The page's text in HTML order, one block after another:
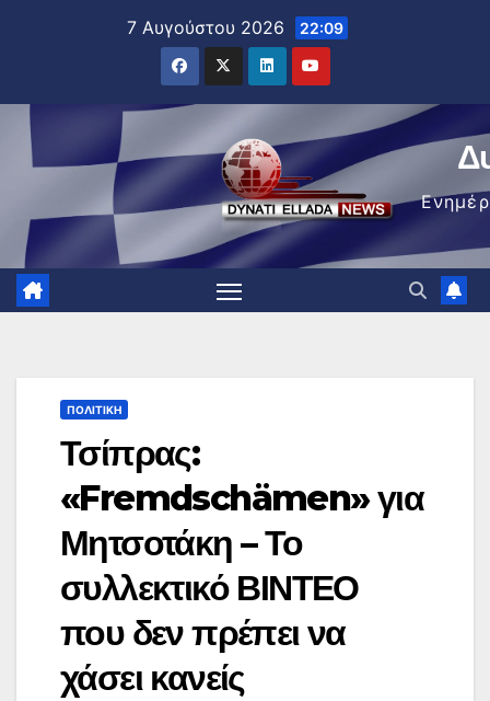
7 Αυγούστου 2026 22:09
ΠΟΛΙΤΙΚΉ
Τσίπρας:
«Fremdschämen» για
Μητσοτάκη – Το
συλλεκτικό ΒΙΝΤΕΟ
που δεν πρέπει να
χάσει κανείς